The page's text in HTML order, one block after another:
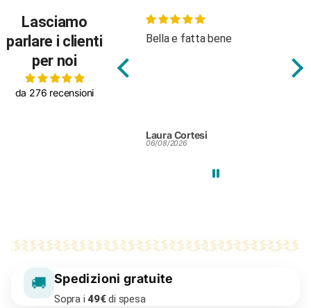
Lasciamo
parlare i clienti
per noi
da 276 recensioni
Bella e fatta bene
Laura Cortesi
06/08/2026
🚚 Spedizioni gratuite
Sopra i49€di spesa